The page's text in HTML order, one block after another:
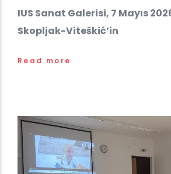
Dünyasını Gerçekleştirdirt
Showcases the
Skopljak-Viteškić
IUS Sanat Galerisi, 7 Mayıs
Skopljak-Viteškić’in
Read more